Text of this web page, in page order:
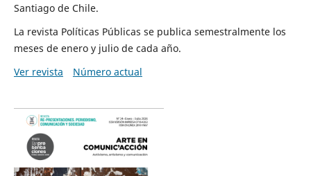
Santiago de Chile.
La revista Políticas Públicas se publica semestralmente los
meses de enero y julio de cada año.
Ver revista
Número actual